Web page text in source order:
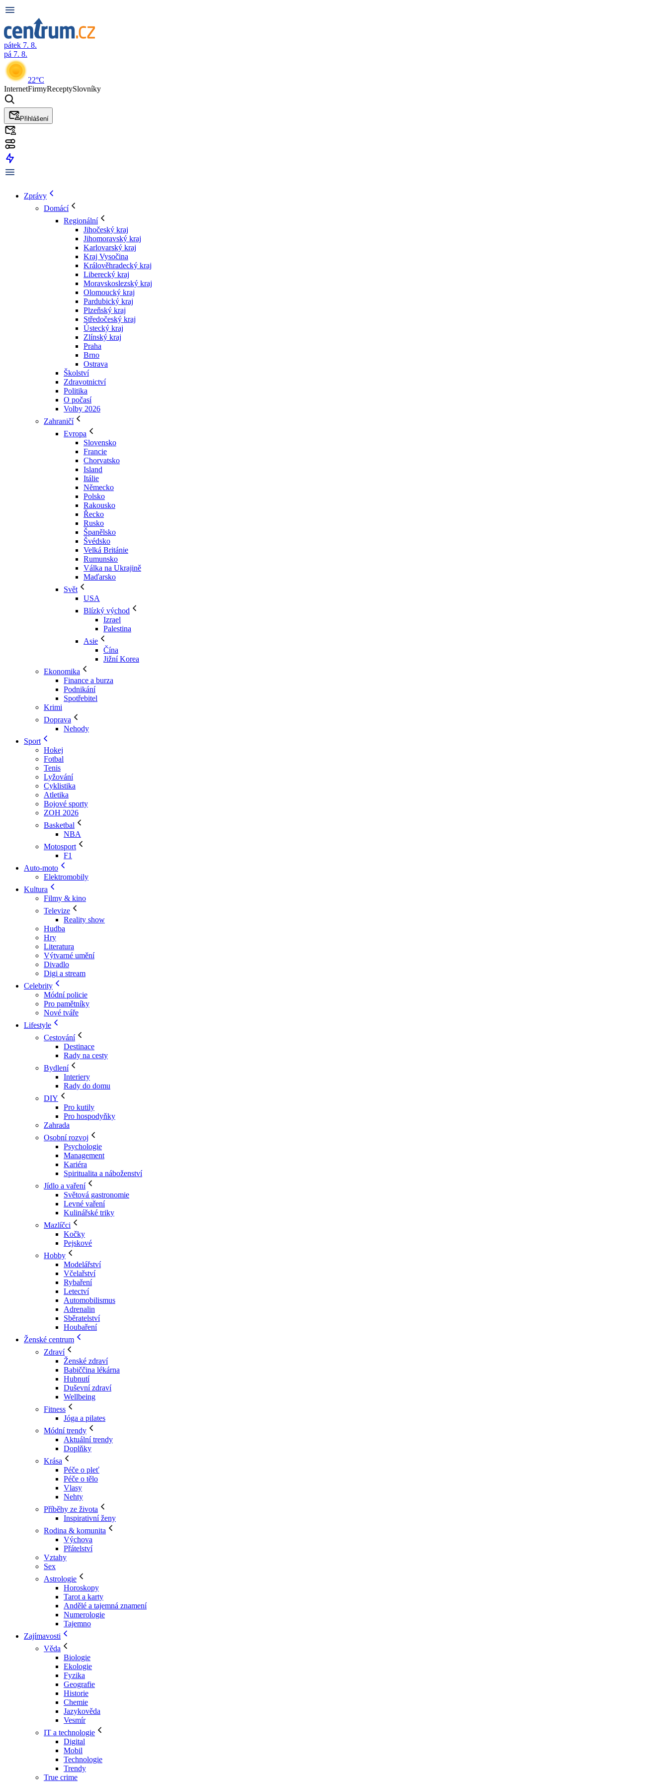
pátek 7. 8.
pá 7. 8.
22°C
InternetFirmyReceptySlovníky
Přihlášení
Zprávy
Domácí
Regionální
Jihočeský kraj
Jihomoravský kraj
Karlovarský kraj
Kraj Vysočina
Králověhradecký kraj
Liberecký kraj
Moravskoslezský kraj
Olomoucký kraj
Pardubický kraj
Plzeňský kraj
Středočeský kraj
Ústecký kraj
Zlínský kraj
Praha
Brno
Ostrava
Školství
Zdravotnictví
Politika
O počasí
Volby 2026
Zahraničí
Evropa
Slovensko
Francie
Chorvatsko
Island
Itálie
Německo
Polsko
Rakousko
Řecko
Rusko
Španělsko
Švédsko
Velká Británie
Rumunsko
Válka na Ukrajině
Maďarsko
Svět
USA
Blízký východ
Izrael
Palestina
Asie
Čína
Jižní Korea
Ekonomika
Finance a burza
Podnikání
Spotřebitel
Krimi
Doprava
Nehody
Sport
Hokej
Fotbal
Tenis
Lyžování
Cyklistika
Atletika
Bojové sporty
ZOH 2026
Basketbal
NBA
Motosport
F1
Auto-moto
Elektromobily
Kultura
Filmy & kino
Televize
Reality show
Hudba
Hry
Literatura
Výtvarné umění
Divadlo
Digi a stream
Celebrity
Módní policie
Pro pamětníky
Nové tváře
Lifestyle
Cestování
Destinace
Rady na cesty
Bydlení
Interiery
Rady do domu
DIY
Pro kutily
Pro hospodyňky
Zahrada
Osobní rozvoj
Psychologie
Management
Kariéra
Spiritualita a náboženství
Jídlo a vaření
Světová gastronomie
Levné vaření
Kulinářské triky
Mazlíčci
Kočky
Pejskové
Hobby
Modelářství
Včelařství
Rybaření
Letectví
Automobilismus
Adrenalin
Sběratelství
Houbaření
Ženské centrum
Zdraví
Ženské zdraví
Babiččina lékárna
Hubnutí
Duševní zdraví
Wellbeing
Fitness
Jóga a pilates
Módní trendy
Aktuální trendy
Doplňky
Krása
Péče o pleť
Péče o tělo
Vlasy
Nehty
Příběhy ze života
Inspirativní ženy
Rodina & komunita
Výchova
Přátelství
Vztahy
Sex
Astrologie
Horoskopy
Tarot a karty
Andělé a tajemná znamení
Numerologie
Tajemno
Zajímavosti
Věda
Biologie
Ekologie
Fyzika
Geografie
Historie
Chemie
Jazykověda
Vesmír
IT a technologie
Digital
Mobil
Technologie
Trendy
True crime